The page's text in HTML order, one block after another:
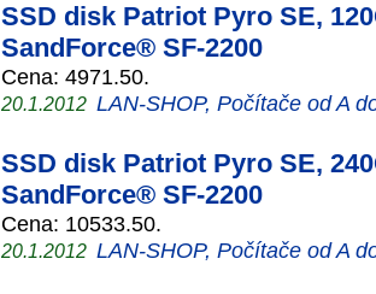
SSD disk Patriot Pyro SE,
SandForce® SF-2200
Cena: 4971.50.
20.1.2012 LAN-SHOP, Počítače od A
SSD disk Patriot Pyro SE,
SandForce® SF-2200
Cena: 10533.50.
20.1.2012 LAN-SHOP, Počítače od A